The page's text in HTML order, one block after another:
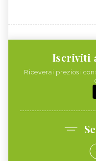
Iscriviti
Riceverai preziosi